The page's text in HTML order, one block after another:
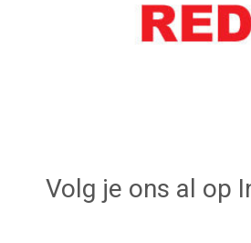
Volg je ons al op